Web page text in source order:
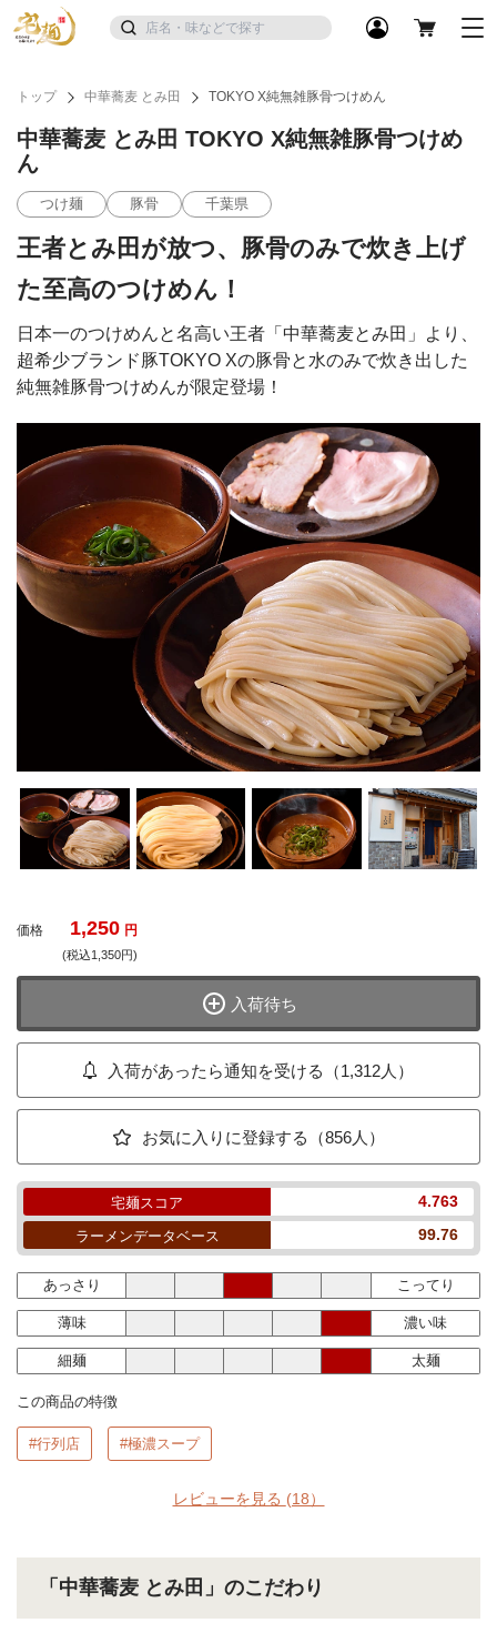
トップ 中華蕎麦 とみ田 TOKYO X純無雑豚骨つけめん
中華蕎麦 とみ田 TOKYO X純無雑豚骨つけめ
ん
つけ麺 豚骨 千葉県
王者とみ田が放つ、豚骨のみで炊き上げ
た至高のつけめん！
日本一のつけめんと名高い王者「中華蕎麦とみ田」より、
超希少ブランド豚TOKYO Xの豚骨と水のみで炊き出した
純無雑豚骨つけめんが限定登場！
価格 1,250 円
(税込1,350円)
入荷待ち
入荷があったら通知を受ける（1,312人）
お気に入りに登録する（856人）
宅麺スコア 4.763
ラーメンデータベース 99.76
あっさり こってり
薄味 濃い味
細麺 太麺
この商品の特徴
#行列店 #極濃スープ
レビューを見る (18）
「中華蕎麦 とみ田」のこだわり